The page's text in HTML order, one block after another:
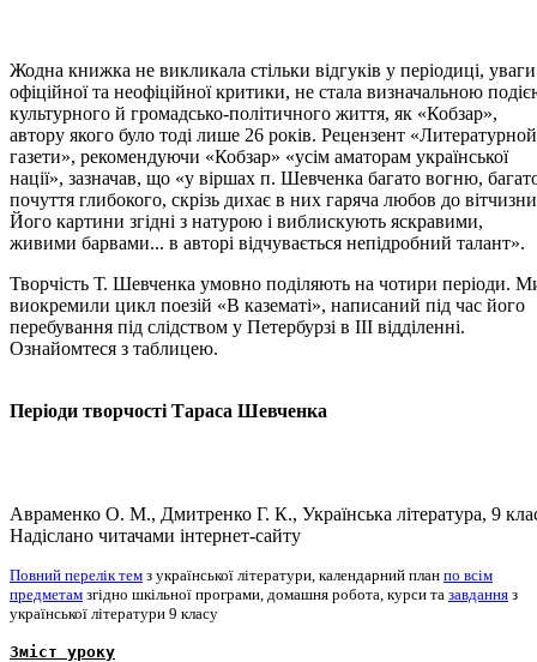
Жодна книжка не викликала стільки відгуків у періодиці, уваги
офіційної та неофіційної критики, не стала визначальною
культурного й громадсько-політичного життя, як «Кобзар»,
автору якого було тоді лише 26 років. Рецензент «Литературной
газети», рекомендуючи «Кобзар» «усім аматорам української
нації», зазначав, що «у віршах п. Шевченка багато вогню,
почуття глибокого, скрізь дихає в них гаряча любов до
Його картини згідні з натурою і виблискують яскравими,
живими барвами... в авторі відчувається непідробний талант».
Творчість Т. Шевченка умовно поділяють на чотири періоди.
виокремили цикл поезій «В казематі», написаний під час його
перебування під слідством у Петербурзі в III відділенні.
Ознайомтеся з таблицею.
Періоди творчості Тараса Шевченка
Авраменко О. М., Дмитренко Г. К., Українська література, 9
Надіслано читачами інтернет-сайту
Повний перелік тем з української літератури, календарний план по всім
предметам згідно шкільної програми, домашня робота, курси та завдання з
української літератури 9 класу
Зміст уроку